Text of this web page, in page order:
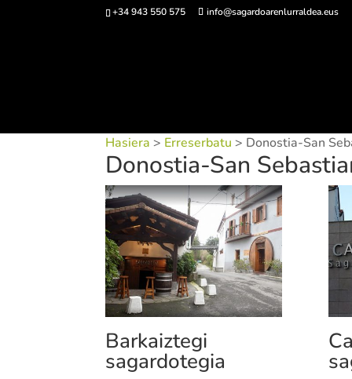
+34 943 550 575 info@sagardoarenlurraldea.eus
Hasiera > Erreserbatu > Donostia-San
Donostia-San
Barkaiztegi
sagardotegia